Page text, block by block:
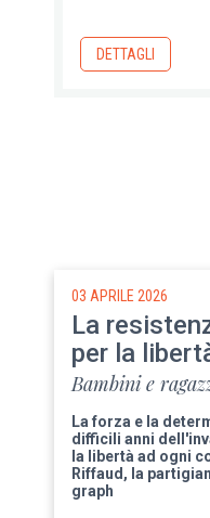
DETTAGLI
03 APRILE 2026
La
per la
Bambini e
La forza e la
difficili anni
la libertà ad ogni
Riffaud, la
graph